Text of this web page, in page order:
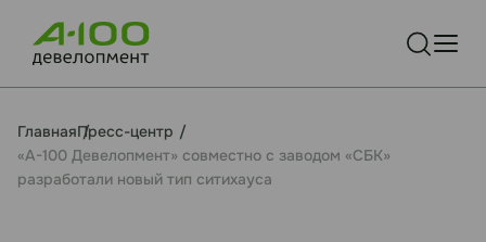
ГлавнаяПресс-центр
«А-100 Девелопмент» совместно с заводом «СБК»
разработали новый тип ситихауса